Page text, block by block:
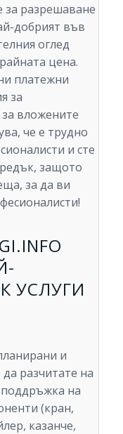
за разрешаване
добрият във
оглед
цена.
платежни
за
вложените
че е трудно
и сте
защото
за да ви
УСЛУГИ
и
разчитате на
на
(кран,
казанче,